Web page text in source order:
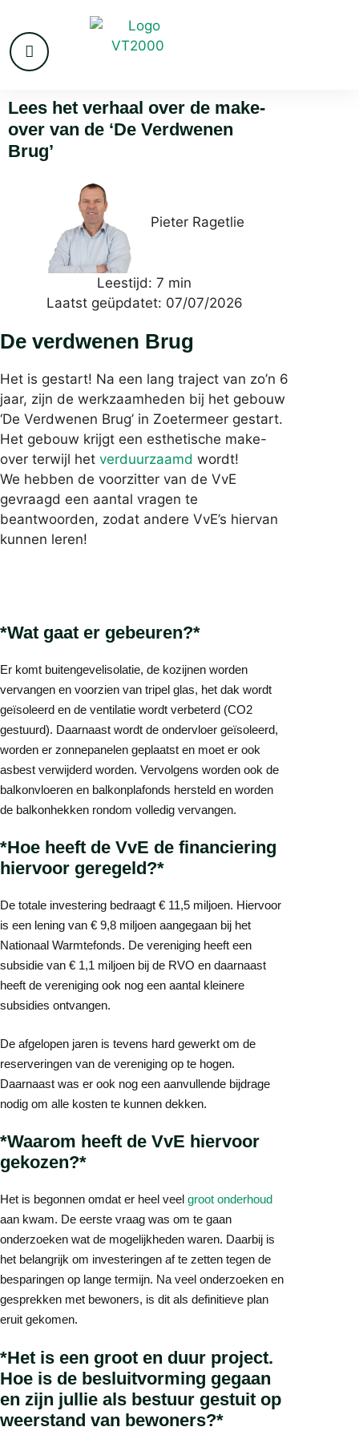
Lees het verhaal over de make-
over van de ‘De Verdwenen
Brug’
Pieter Ragetlie
Leestijd: 7 min
Laatst geüpdatet: 07/07/2026
De verdwenen Brug
Het is gestart! Na een lang traject van zo’n 6
jaar, zijn de werkzaamheden bij het gebouw
‘De Verdwenen Brug’ in Zoetermeer gestart.
Het gebouw krijgt een esthetische make-
over terwijl het verduurzaamd wordt!
We hebben de voorzitter van de VvE
gevraagd een aantal vragen te
beantwoorden, zodat andere VvE’s hiervan
kunnen leren!
*Wat gaat er gebeuren?*
Er komt buitengevelisolatie, de kozijnen worden
vervangen en voorzien van tripel glas, het dak wordt
geïsoleerd en de ventilatie wordt verbeterd (CO2
gestuurd). Daarnaast wordt de ondervloer geïsoleerd,
worden er zonnepanelen geplaatst en moet er ook
asbest verwijderd worden. Vervolgens worden ook de
balkonvloeren en balkonplafonds hersteld en worden
de balkonhekken rondom volledig vervangen.
*Hoe heeft de VvE de financiering
hiervoor geregeld?*
De totale investering bedraagt € 11,5 miljoen. Hiervoor
is een lening van € 9,8 miljoen aangegaan bij het
Nationaal Warmtefonds. De vereniging heeft een
subsidie van € 1,1 miljoen bij de RVO en daarnaast
heeft de vereniging ook nog een aantal kleinere
subsidies ontvangen.
De afgelopen jaren is tevens hard gewerkt om de
reserveringen van de vereniging op te hogen.
Daarnaast was er ook nog een aanvullende bijdrage
nodig om alle kosten te kunnen dekken.
*Waarom heeft de VvE hiervoor
gekozen?*
Het is begonnen omdat er heel veel groot onderhoud
aan kwam. De eerste vraag was om te gaan
onderzoeken wat de mogelijkheden waren. Daarbij is
het belangrijk om investeringen af te zetten tegen de
besparingen op lange termijn. Na veel onderzoeken en
gesprekken met bewoners, is dit als definitieve plan
eruit gekomen.
*Het is een groot en duur project.
Hoe is de besluitvorming gegaan
en zijn jullie als bestuur gestuit op
weerstand van bewoners?*